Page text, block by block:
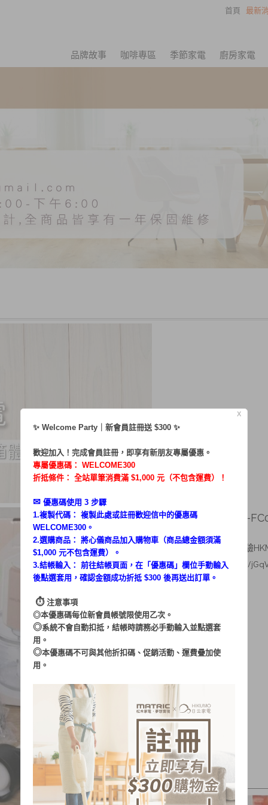
首頁 最新
品牌故事 咖啡專區 季節家電 廚房家電
飯桶家族／體驗HKM-
素人體驗：飯桶家族 ／體驗
文章出處：https://reurl.cc/
X
✨ Welcome Party｜新會員註冊送 $300 ✨
歡迎加入！完成會員註冊，即享有新朋友專屬優惠。
專屬優惠碼： WELCOME300
折抵條件： 全站單筆消費滿 $1,000 元（不包含運費）！
✉︎ 優惠碼使用 3 步驟
1.複製代碼： 複製此處或註冊歡迎信中的優惠碼
WELCOME300。
2.選購商品： 將心儀商品加入購物車（商品總金額須滿
$1,000 元不包含運費）。
3.結帳輸入： 前往結帳頁面，在「 優惠碼 」欄位手動輸入
後點選套用，確認金額成功折抵 $300 後再送出訂單。
⏱︎ 注意事項
◎本優惠碼每位新會員帳號限使用乙次。
◎系統不會自動扣抵，結帳時請務必手動輸入並點選套
用。
◎本優惠碼不可與其他折扣碼、促銷活動、運費疊加使
用。